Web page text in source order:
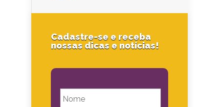
Cadastre-se e receba
nossas dicas e notícias!